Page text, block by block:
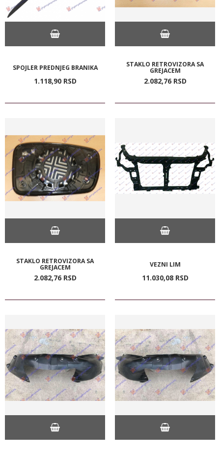
SPOJLER PREDNJEG BRANIKA
1.118,90 RSD
STAKLO RETROVIZORA SA
GREJACEM
2.082,76 RSD
STAKLO RETROVIZORA SA
GREJACEM
2.082,76 RSD
VEZNI LIM
11.030,08 RSD